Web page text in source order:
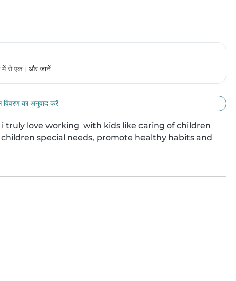
में से एक। और जानें
विवरण का अनुवाद करें
truly love working  with kids like caring of children
special needs, promote healthy habits and